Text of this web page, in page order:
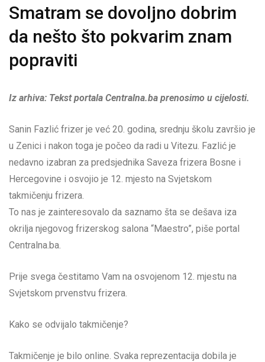
Smatram se dovoljno dobrim
da nešto što pokvarim znam
popraviti
Iz arhiva: Tekst portala Centralna.ba prenosimo u cijelosti.
Sanin Fazlić frizer je već 20. godina, srednju školu završio je
u Zenici i nakon toga je počeo da radi u Vitezu. Fazlić je
nedavno izabran za predsjednika Saveza frizera Bosne i
Hercegovine i osvojio je 12. mjesto na Svjetskom
takmičenju frizera.
To nas je zainteresovalo da saznamo šta se dešava iza
okrilja njegovog frizerskog salona “Maestro”, piše portal
Centralna.ba.
Prije svega čestitamo Vam na osvojenom 12. mjestu na
Svjetskom prvenstvu frizera.
Kako se odvijalo takmičenje?
Takmičenje je bilo online. Svaka reprezentacija dobila je